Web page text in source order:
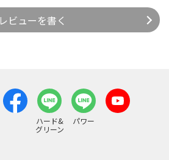
レビューを書く
ハード&
グリーン
パワー